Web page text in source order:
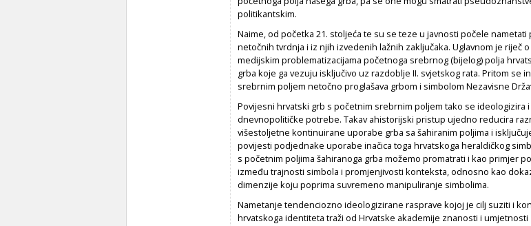
politikantskim.
Naime, od početka 21. stoljeća te su se teze u javnosti počele nametati
netočnih tvrdnja i iz njih izvedenih lažnih zaključaka. Uglavnom je riječ
medijskim problematizacijama početnoga srebrnog (bijelog) polja
grba koje ga vezuju isključivo uz razdoblje II. svjetskog rata. Pritom se
srebrnim poljem netočno proglašava grbom i simbolom Nezavisne
Povijesni hrvatski grb s početnim srebrnim poljem tako se ideologizira i
dnevnopolitičke potrebe. Takav ahistorijski pristup ujedno reducira
višestoljetne kontinuirane uporabe grba sa šahiranim poljima i
povijesti podjednake uporabe inačica toga hrvatskoga heraldičkog
s početnim poljima šahiranoga grba možemo promatrati i kao primjer
između trajnosti simbola i promjenjivosti konteksta, odnosno kao
dimenzije koju poprima suvremeno manipuliranje simbolima.
Nametanje tendenciozno ideologizirane rasprave kojoj je cilj suziti i
hrvatskoga identiteta traži od Hrvatske akademije znanosti i umjetnosti